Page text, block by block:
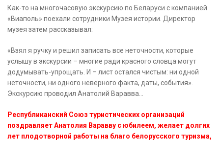
Как-то на многочасовую экскурсию по Беларуси с компанией
«Виаполь» поехали сотрудники Музея истории. Директор
музея затем рассказывал:
«Взял я ручку и решил записать все неточности, которые
услышу в экскурсии – многие ради красного словца могут
додумывать-упрощать. И – лист остался чистым: ни одной
неточности, ни одного неверного факта, даты, события».
Экскурсию проводил Анатолий Варавва…
Республиканский Союз туристических организаций
поздравляет Анатолия Варавву с юбилеем, желает долгих
лет плодотворной работы на благо белорусского туризма,